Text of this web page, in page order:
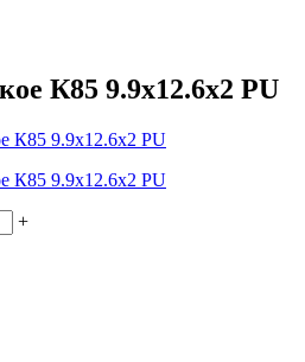
К85 9.9x12.6x2 PU
+